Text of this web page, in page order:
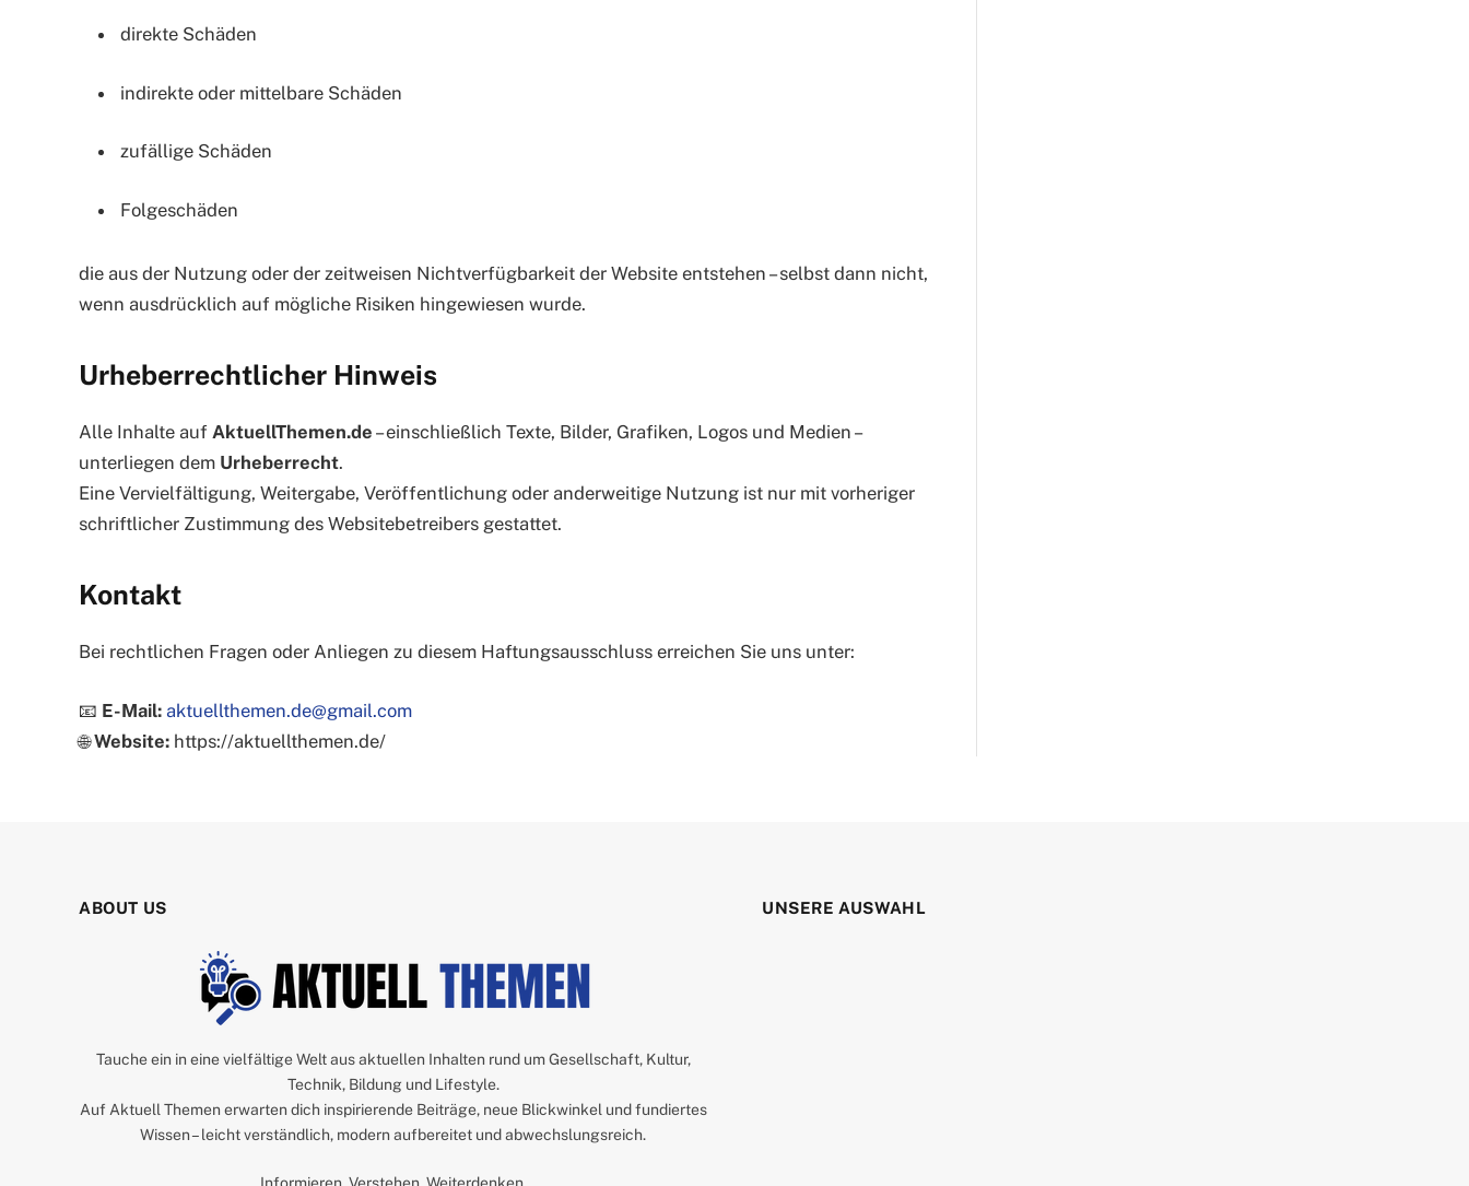
direkte Schäden
indirekte oder mittelbare Schäden
zufällige Schäden
Folgeschäden
die aus der Nutzung oder der zeitweisen Nichtverfügbarkeit der Website entstehen – selbst dann nicht,
wenn ausdrücklich auf mögliche Risiken hingewiesen wurde.
Urheberrechtlicher Hinweis
Alle Inhalte auf AktuellThemen.de – einschließlich Texte, Bilder, Grafiken, Logos und Medien –
unterliegen dem Urheberrecht.
Eine Vervielfältigung, Weitergabe, Veröffentlichung oder anderweitige Nutzung ist nur mit vorheriger
schriftlicher Zustimmung des Websitebetreibers gestattet.
Kontakt
Bei rechtlichen Fragen oder Anliegen zu diesem Haftungsausschluss erreichen Sie uns unter:
📧 E-Mail: aktuellthemen.de@gmail.com
🌐Website: https://aktuellthemen.de/
ABOUT US
Tauche ein in eine vielfältige Welt aus aktuellen Inhalten rund um Gesellschaft, Kultur,
Technik, Bildung und Lifestyle.
Auf Aktuell Themen erwarten dich inspirierende Beiträge, neue Blickwinkel und fundiertes
Wissen – leicht verständlich, modern aufbereitet und abwechslungsreich.
Informieren. Verstehen. Weiterdenken.
UNSERE AUSWAHL